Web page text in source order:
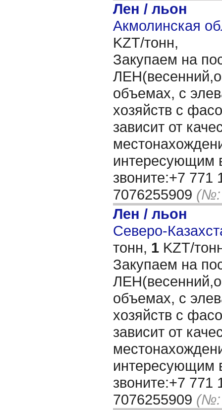
Лен / льон
Акмолинская
KZT/тонн,
Закупаем на
объемах, с
хозяйств с
зависит от
интересующим
звоните:+7 771
7076255909 (№:
Лен / льон
Северо-
тонн, 1 KZT/
Закупаем на
объемах, с
хозяйств с
зависит от
интересующим
звоните:+7 771
7076255909 (№: